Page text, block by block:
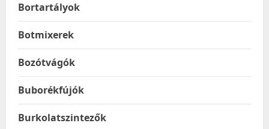
Bortartályok
Botmixerek
Bozótvágók
Buborékfújók
Burkolatszintezők